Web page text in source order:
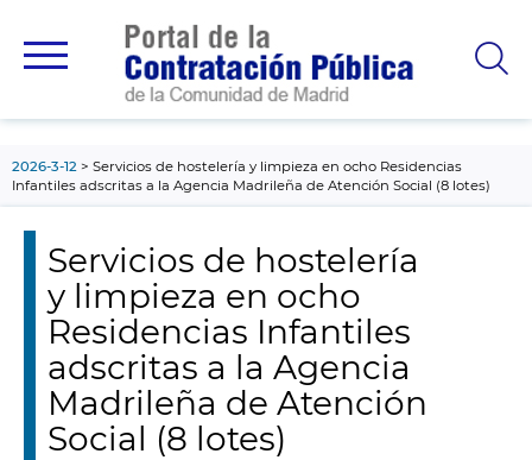
principal
2026-3-12
Servicios de hostelería y limpieza en ocho Residencias
Infantiles adscritas a la Agencia Madrileña de Atención Social (8 lotes)
Servicios de hostelería
y limpieza en ocho
Residencias Infantiles
adscritas a la Agencia
Madrileña de Atención
Social (8 lotes)